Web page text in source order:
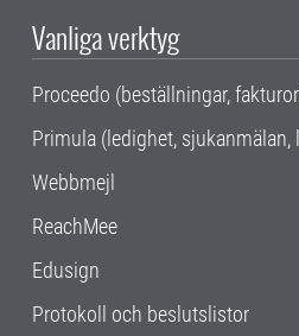
Vanliga verktyg
Proceedo (beställningar,
Primula (ledighet, sjukanmälan,
Webbmejl
ReachMee
Edusign
Protokoll och beslutslistor